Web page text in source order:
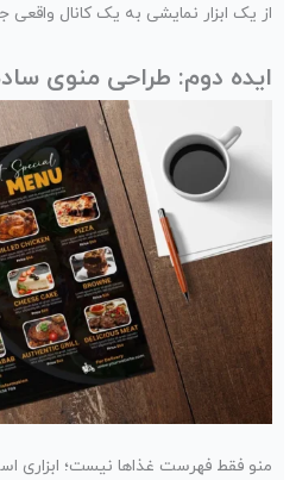
از یک ابزار نمایشی به یک کانال
ایده دوم: طراحی منوی
منو فقط فهرست غذاها نیست؛ ابزاری